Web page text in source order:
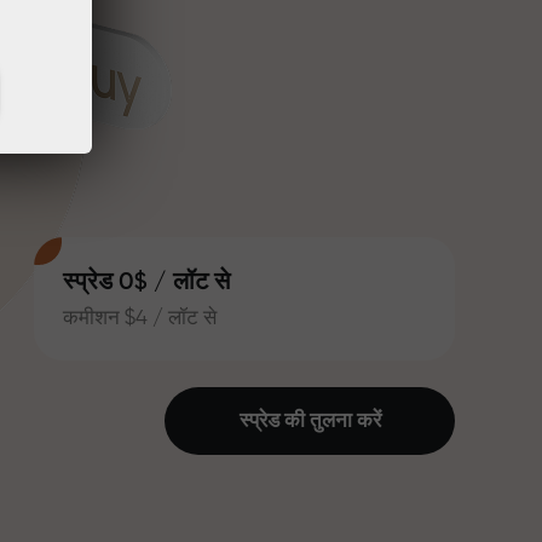
स्प्रेड 0$ / लॉट से
कमीशन $4 / लॉट से
स्प्रेड की तुलना करें